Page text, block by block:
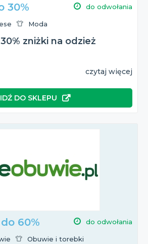
30% do odwołania
Moda
zniżki na odzież
czytaj więcej
IDŹ DO SKLEPU
60% do odwołania
Obuwie i torebki